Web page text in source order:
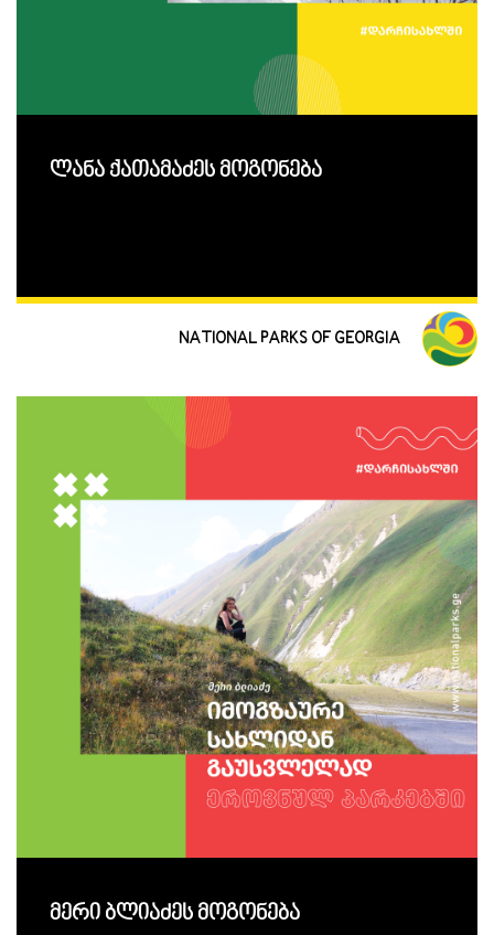
ლანა ქათამაძეს მოგონება
NATIONAL PARKS OF GEORGIA
მერი ბლიაძეს მოგონება